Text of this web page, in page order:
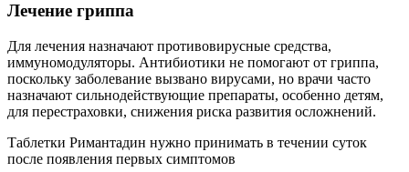
Лечение гриппа
Для лечения назначают противовирусные средства,
иммуномодуляторы. Антибиотики не помогают от гриппа,
поскольку заболевание вызвано вирусами, но врачи часто
назначают сильнодействующие препараты, особенно детям,
для перестраховки, снижения риска развития осложнений.
Таблетки Римантадин нужно принимать в течении суток
после появления первых симптомов